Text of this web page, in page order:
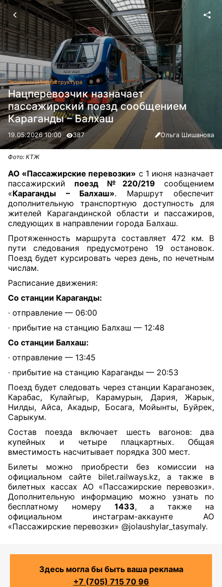
ЭкономикаИнфраструктура
Нацперевозчик назначает
пассажирский поезд сообщением
Караганды – Балхаш
19.05.2026 10:00 387 Ольга Шишанова
Фото: КТЖ
АО «Пассажирские перевозки» с 1 июня назначает
пассажирский поезд №220/219 сообщением
«Караганды – Балхаш». Маршрут обеспечит
дополнительную транспортную доступность для
жителей Карагандинской области и пассажиров,
следующих в направлении города Балхаш.
Протяженность маршрута составляет 472 км. В
пути следования предусмотрено 19 остановок.
Поезд будет курсировать через день, по нечетным
числам.
Расписание движения:
Со станции Караганды:
∙ отправление — 06:00
∙ прибытие на станцию Балхаш — 12:48
Со станции Балхаш:
∙ отправление — 13:45
∙ прибытие на станцию Караганды — 20:53
Поезд будет следовать через станции Караганозек,
Карабас, Кулайгыр, Карамурын, Дария, Жарык,
Нилды, Айса, Акадыр, Босага, Мойынты, Буйрек,
Сарыкум.
Состав поезда включает шесть вагонов: два
купейных и четыре плацкартных. Общая
вместимость насчитывает порядка 300 мест.
Билеты можно приобрести без комиссии на
официальном сайте bilet.railways.kz, а также в
билетных кассах АО «Пассажирские перевозки».
Дополнительную информацию можно узнать по
бесплатному номеру 1433, а также на
официальном инстаграм-аккаунте АО
«Пассажирские перевозки» @jolaushylar_tasymaly.
Здесь могла бы быть ваша реклама
+7 (705) 715 70 96